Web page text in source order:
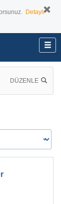
Detaylı
DÜZENLE